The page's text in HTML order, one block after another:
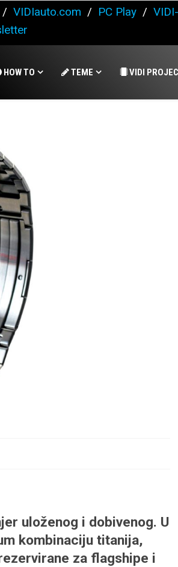
/ VIDIauto.com / PC Play /
HOW TO TEME VIDI
uloženog i dobivenog. U
kombinaciju titanija,
za flagshipe i